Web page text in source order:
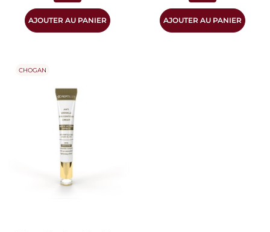
AJOUTER AU PANIER AJOUTER AU PANIER
CHOGAN